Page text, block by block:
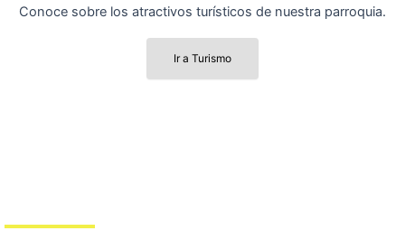
Conoce sobre los atractivos turísticos de nuestra parroquia.
Ir a Turismo